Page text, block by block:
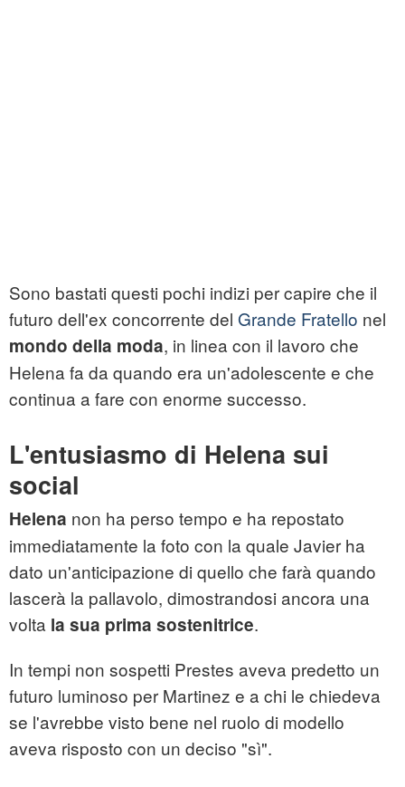
Sono bastati questi pochi indizi per capire che il
futuro dell'ex concorrente del Grande Fratello nel
mondo della moda, in linea con il lavoro che
Helena fa da quando era un'adolescente e che
continua a fare con enorme successo.
L'entusiasmo di Helena sui
social
Helena non ha perso tempo e ha repostato
immediatamente la foto con la quale Javier ha
dato un'anticipazione di quello che farà quando
lascerà la pallavolo, dimostrandosi ancora una
volta la sua prima sostenitrice.
In tempi non sospetti Prestes aveva predetto un
futuro luminoso per Martinez e a chi le chiedeva
se l'avrebbe visto bene nel ruolo di modello
aveva risposto con un deciso "sì".